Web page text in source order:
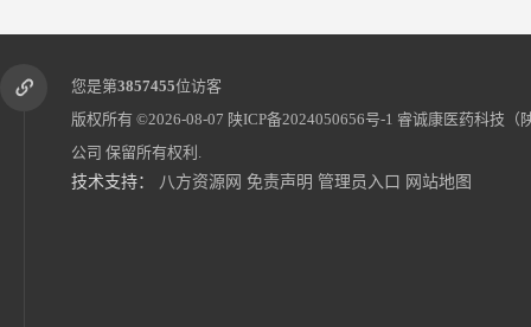
您是第3857455位访客
版权所有 ©2026-08-07 陕ICP备2024050656号-1 睿诚康医药科技（
公司 保留所有权利.
技术支持： 八方资源网 免责声明 管理员入口 网站地图